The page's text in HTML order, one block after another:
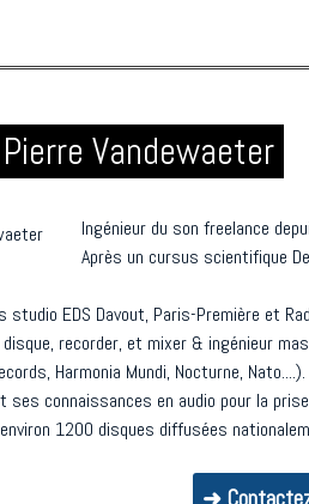
Vandewaeter
Ingénieur du son freelance
Après un cursus scientifique
studio EDS Davout, Paris-Première et
recorder, et mixer & ingénieur
Harmonia Mundi, Nocturne, Nato....).
ses connaissances en audio pour la
1200 disques diffusées